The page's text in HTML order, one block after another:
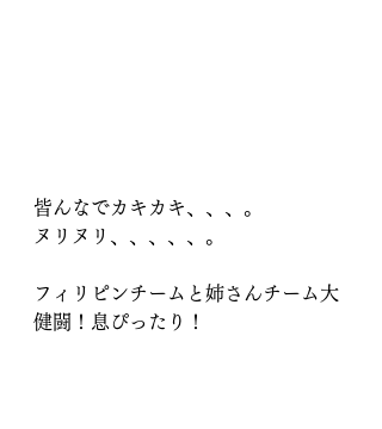
皆んなでカキカキ、、、。
ヌリヌリ、、、、、。
フィリピンチームと姉さんチーム大
健闘！息ぴったり！